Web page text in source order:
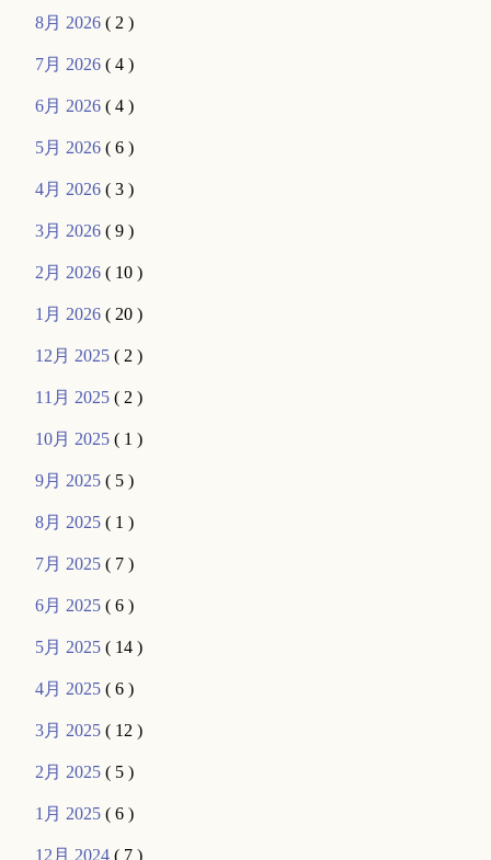
8月 2026( 2 )
7月 2026( 4 )
6月 2026( 4 )
5月 2026( 6 )
4月 2026( 3 )
3月 2026( 9 )
2月 2026( 10 )
1月 2026( 20 )
12月 2025( 2 )
11月 2025( 2 )
10月 2025( 1 )
9月 2025( 5 )
8月 2025( 1 )
7月 2025( 7 )
6月 2025( 6 )
5月 2025( 14 )
4月 2025( 6 )
3月 2025( 12 )
2月 2025( 5 )
1月 2025( 6 )
12月 2024( 7 )